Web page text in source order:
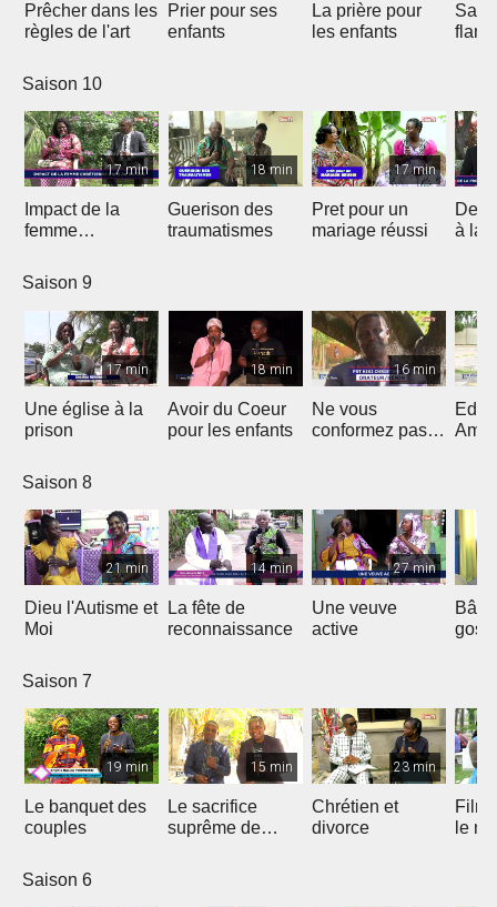
Prêcher dans les
règles de l'art
Prier pour ses
enfants
La prière pour
les enfants
Saison 10
17 min
Impact de la
femme
sa Nation
18 min
Guerison des
traumatismes
17 min
Pret pour un
mariage réussi
De
à la
Saison 9
17 min
Une église à la
prison
18 min
Avoir du Coeur
pour les enfants
16 min
Ne vous
conformez pas
Saison 8
21 min
Dieu l'Autisme et
Moi
14 min
La fête de
reconnaissance
27 min
Une veuve
active
Bâtir
Saison 7
19 min
Le banquet des
couples
15 min
Le sacrifice
suprême de
23 min
Chrétien et
divorce
Film
le
Saison 6